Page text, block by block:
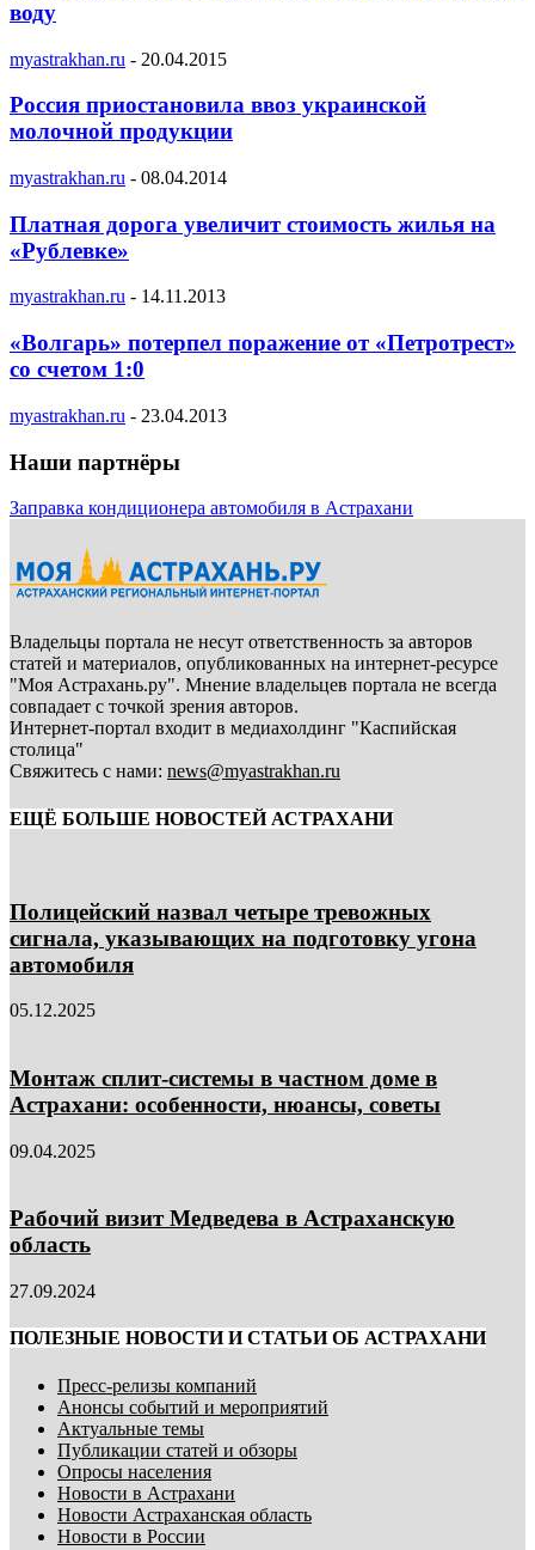
воду
myastrakhan.ru - 20.04.2015
Россия приостановила ввоз украинской
молочной продукции
myastrakhan.ru - 08.04.2014
Платная дорога увеличит стоимость жилья на
«Рублевке»
myastrakhan.ru - 14.11.2013
«Волгарь» потерпел поражение от «Петротрест»
со счетом 1:0
myastrakhan.ru - 23.04.2013
Наши партнёры
Заправка кондиционера автомобиля в Астрахани
Владельцы портала не несут ответственность за авторов
статей и материалов, опубликованных на интернет-ресурсе
"Моя Астрахань.ру". Мнение владельцев портала не всегда
совпадает с точкой зрения авторов.
Интернет-портал входит в медиахолдинг "Каспийская
столица"
Свяжитесь с нами: news@myastrakhan.ru
ЕЩЁ БОЛЬШЕ НОВОСТЕЙ АСТРАХАНИ
Полицейский назвал четыре тревожных
сигнала, указывающих на подготовку угона
автомобиля
05.12.2025
Монтаж сплит-системы в частном доме в
Астрахани: особенности, нюансы, советы
09.04.2025
Рабочий визит Медведева в Астраханскую
область
27.09.2024
ПОЛЕЗНЫЕ НОВОСТИ И СТАТЬИ ОБ АСТРАХАНИ
Пресс-релизы компаний
Анонсы событий и мероприятий
Актуальные темы
Публикации статей и обзоры
Опросы населения
Новости в Астрахани
Новости Астраханская область
Новости в России